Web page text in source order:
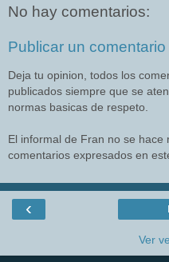
No hay comentarios:
Publicar un comentario
Deja tu opinion, todos los
publicados siempre que se
normas basicas de respeto.
El informal de Fran no se hace
comentarios expresados en
‹
Ver